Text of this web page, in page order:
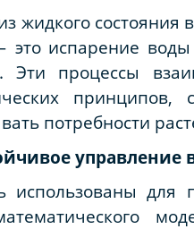
жидкого состояния
это испарение воды
Эти процессы
потребности
использованы